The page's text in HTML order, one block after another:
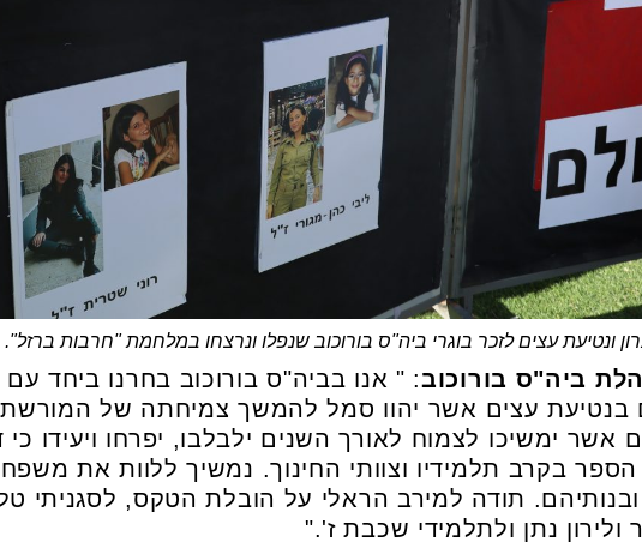
ונטיעת עצים לזכר בוגרי ביה"ס בורוכוב שנפלו ונרצחו במלחמת "חרבות
ביה"ס בורוכוב: " אנו בביה"ס בורוכוב בחרנו ביחד
בנטיעת עצים אשר יהוו סמל להמשך צמיחתה של
אשר ימשיכו לצמוח לאורך השנים ילבלבו, יפרחו ויעידו
בקרב תלמידיו וצוותי החינוך. נמשיך ללוות את
תודה למירב הראלי על הובלת הטקס, לסגניתי
נתן ולתלמידי שכבת ז'."